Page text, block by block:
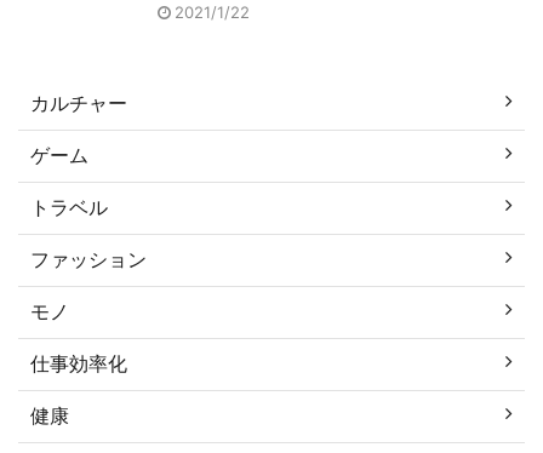
2021/1/22
カルチャー
ゲーム
トラベル
ファッション
モノ
仕事効率化
健康